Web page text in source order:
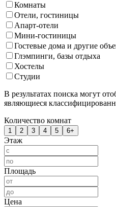
Комнаты
Отели, гостиницы
Апарт-отели
Мини-гостиницы
Гостевые дома и другие
Глэмпинги, базы отдыха
Хостелы
Студии
В результатах поиска могут
являющиеся
Количество комнат
1 2 3 4 5 6+
Этаж
Площадь
Цена